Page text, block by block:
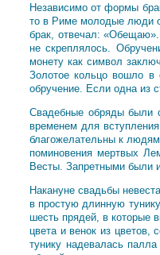
Независимо от формы
то в Риме молодые люди
брак, отвечал:
не скреплялось.
монету как символ
Золотое кольцо вошло в
обручение. Если одна из
Свадебные обряды были
временем для
благожелательны к
поминовения мертвых
Весты. Запретными были
Накануне свадьбы
в простую длинную
шесть прядей, в которые
цвета и венок из цветов,
тунику надевалась